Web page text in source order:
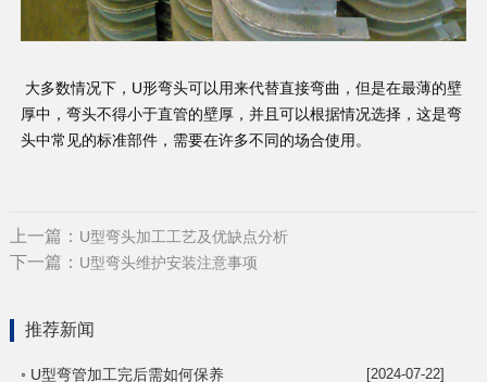
大多数情况下，U形弯头可以用来代替直接弯曲，但是在最薄的壁
厚中，弯头不得小于直管的壁厚，并且可以根据情况选择，这是弯
头中常见的标准部件，需要在许多不同的场合使用。
上一篇： U型弯头加工工艺及优缺点分析
下一篇： U型弯头维护安装注意事项
推荐新闻
◦ U型弯管加工完后需如何保养 [2024-07-22]